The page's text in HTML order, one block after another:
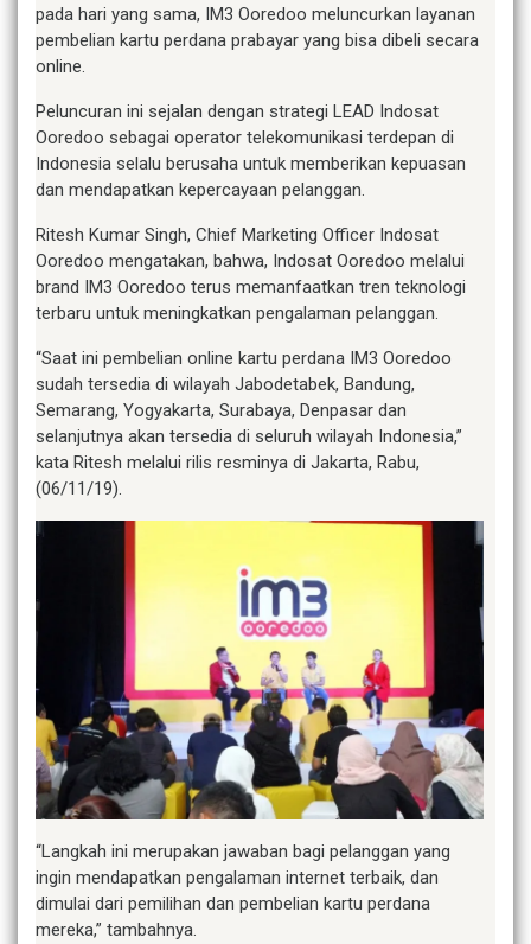
pada hari yang sama, IM3 Ooredoo meluncurkan layanan
pembelian kartu perdana prabayar yang bisa dibeli secara
online.
Peluncuran ini sejalan dengan strategi LEAD Indosat
Ooredoo sebagai operator telekomunikasi terdepan di
Indonesia selalu berusaha untuk memberikan kepuasan
dan mendapatkan kepercayaan pelanggan.
Ritesh Kumar Singh, Chief Marketing Officer Indosat
Ooredoo mengatakan, bahwa, Indosat Ooredoo melalui
brand IM3 Ooredoo terus memanfaatkan tren teknologi
terbaru untuk meningkatkan pengalaman pelanggan.
“Saat ini pembelian online kartu perdana IM3 Ooredoo
sudah tersedia di wilayah Jabodetabek, Bandung,
Semarang, Yogyakarta, Surabaya, Denpasar dan
selanjutnya akan tersedia di seluruh wilayah Indonesia,”
kata Ritesh melalui rilis resminya di Jakarta, Rabu,
(06/11/19).
“Langkah ini merupakan jawaban bagi pelanggan yang
ingin mendapatkan pengalaman internet terbaik, dan
dimulai dari pemilihan dan pembelian kartu perdana
mereka,” tambahnya.